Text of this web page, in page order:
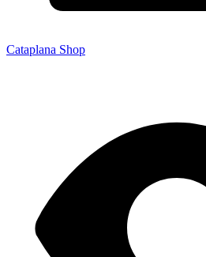
Cataplana Shop